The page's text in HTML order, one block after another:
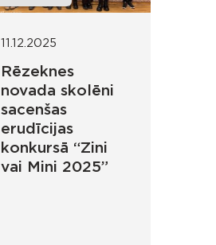
11.12.2025
Rēzeknes
novada skolēni
sacenšas
erudīcijas
konkursā “Zini
vai Mini 2025”